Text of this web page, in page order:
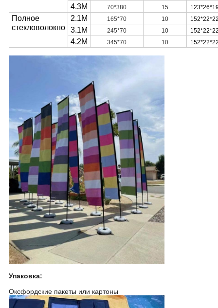
4.3M 70*380 15
Полное
стекловолокно
2.1M 165*70 10
3.1M 245*70 10
4.2M 345*70 10
Упаковка:
Оксфордские пакеты или картоны